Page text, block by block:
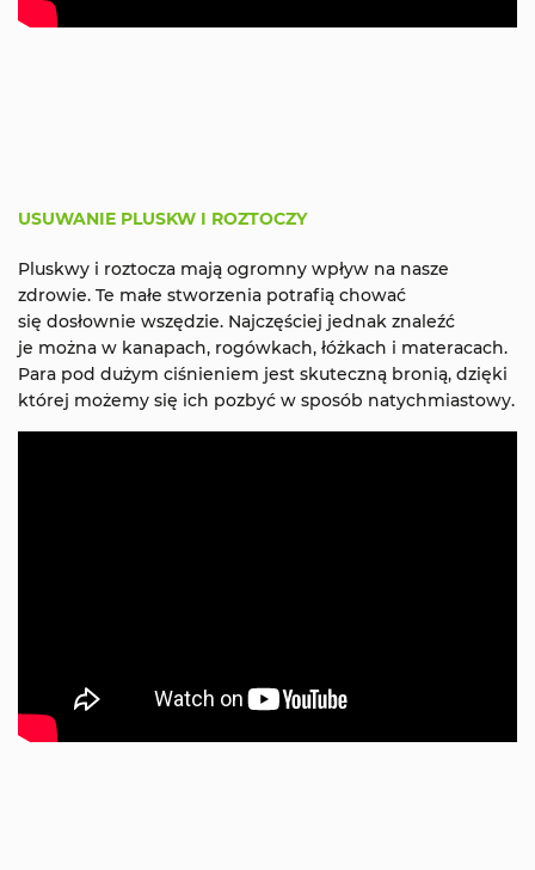
USUWANIE PLUSKW I ROZTOCZY
Pluskwy i roztocza mają ogromny wpływ na nasze
zdrowie. Te małe stworzenia potrafią chować
się dosłownie wszędzie. Najczęściej jednak znaleźć
je można w kanapach, rogówkach, łóżkach i materacach.
Para pod dużym ciśnieniem jest skuteczną bronią, dzięki
której możemy się ich pozbyć w sposób natychmiastowy.